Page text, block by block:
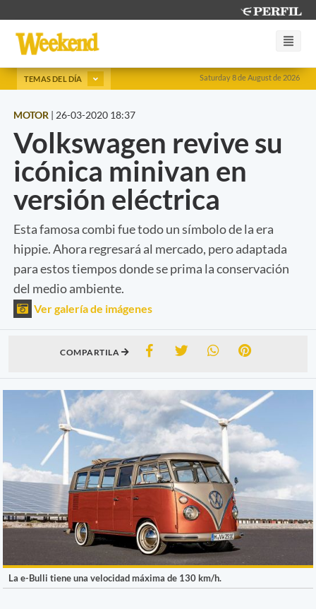
Saturday 8 de August de 2026
TEMAS DEL DÍA
MOTOR | 26-03-2020 18:37
Volkswagen revive su
icónica minivan en
versión eléctrica
Esta famosa combi fue todo un símbolo de la era
hippie. Ahora regresará al mercado, pero adaptada
para estos tiempos donde se prima la conservación
del medio ambiente.
Ver galería de imágenes
COMPARTILA
La e-Bulli tiene una velocidad máxima de 130 km/h.